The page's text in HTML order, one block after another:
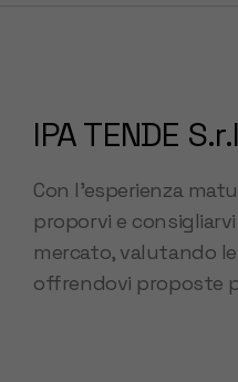
IPA TENDE
Con l’esperienza
proporvi e
mercato, valutando
offrendovi proposte